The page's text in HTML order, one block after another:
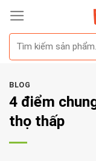
Skip
content
BLOG
4 điểm
thọ thấp